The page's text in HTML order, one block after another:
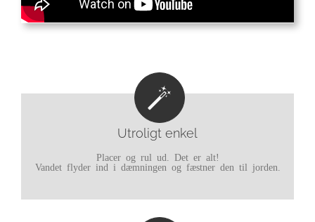
Utroligt enkel
Placer og rul ud. Det er alt!
Vandet flyder ind i dæmningen og fæstner den til jorden.